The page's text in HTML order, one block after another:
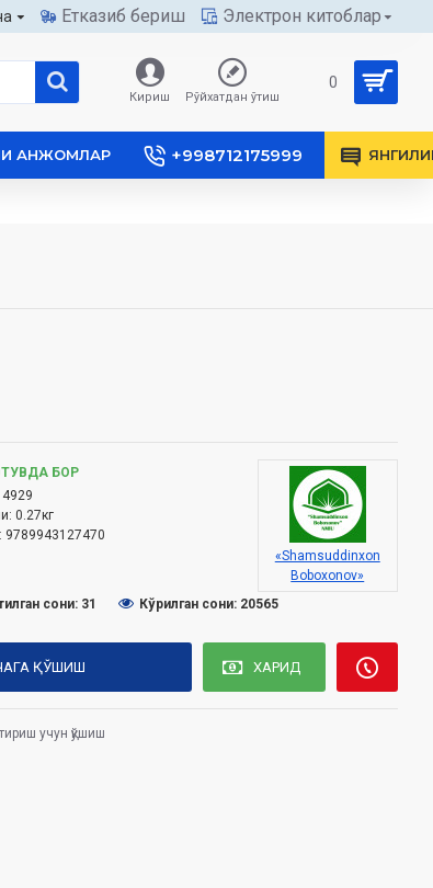
Етказиб бериш Электрон китоблар
Кириш Рўйхатдан ўтиш
0
АНЖОМЛАР +998712175999
БОР
4929
0.27кг
9789943127470
«Shamsuddinxon
Boboxonov»
сони: 31
Кўрилган сони: 20565
ҚЎШИШ ХАРИД
учун қўшиш